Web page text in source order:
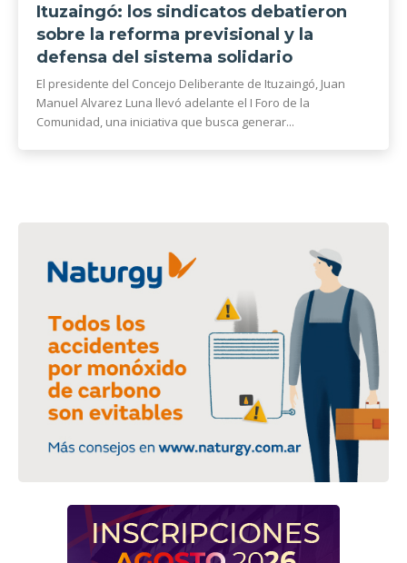
Ituzaingó: los sindicatos debatieron
sobre la reforma previsional y la
defensa del sistema solidario
El presidente del Concejo Deliberante de Ituzaingó, Juan
Manuel Alvarez Luna llevó adelante el I Foro de la
Comunidad, una iniciativa que busca generar...